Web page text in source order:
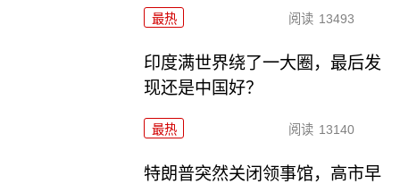
最热 阅读 13493
印度满世界绕了一大圈，最后发
现还是中国好？
最热 阅读 13140
特朗普突然关闭领事馆，高市早